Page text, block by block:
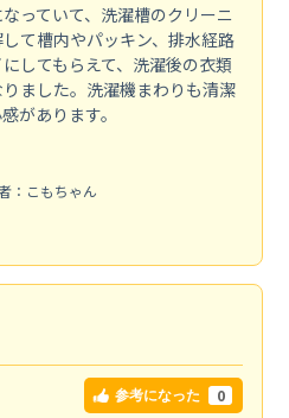
っていて、洗濯槽のクリーニ
て槽内やパッキン、排水経路
してもらえて、洗濯後の衣類
ました。洗濯機まわりも清潔
があります。
：こもちゃん
参考になった 0